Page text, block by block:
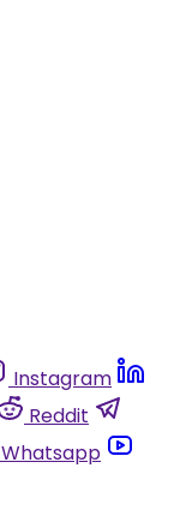
Instagram
Reddit
Whatsapp